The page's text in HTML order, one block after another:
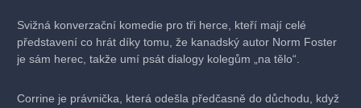
Svižná konverzační komedie pro tři herce, kteří mají celé
představení co hrát díky tomu, že kanadský autor Norm Foster
je sám herec, takže umí psát dialogy kolegům „na tělo“.
Corrine je právnička, která odešla předčasně do důchodu, když